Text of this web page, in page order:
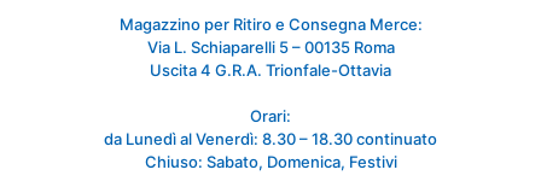
Magazzino per Ritiro e Consegna Merce:
Via L. Schiaparelli 5 – 00135 Roma
Uscita 4 G.R.A. Trionfale-Ottavia
Orari:
da Lunedì al Venerdì: 8.30 – 18.30 continuato
Chiuso: Sabato, Domenica, Festivi